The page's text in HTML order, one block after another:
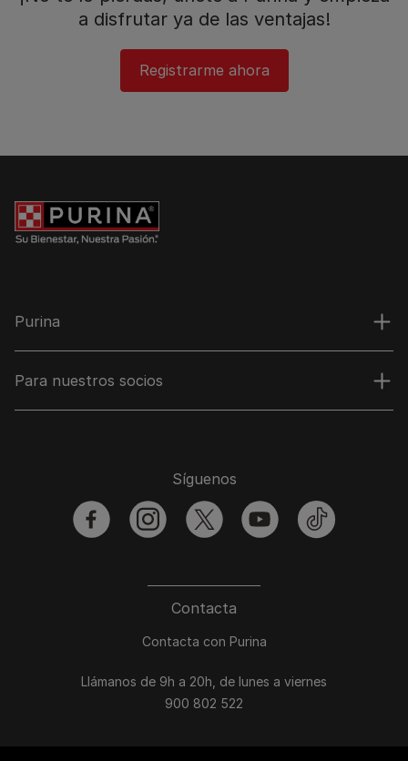
a disfrutar ya de las ventajas!​
Registrarme ahora
Purina
Para nuestros socios
Contacta
Contacta con Purina
Llámanos de 9h a 20h, de lunes a viernes
900 802 522
Síguenos
facebookinstagramtwitter youtubetiktok